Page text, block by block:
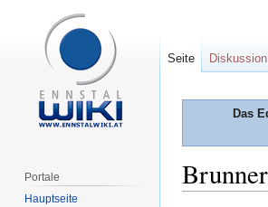
Das
Seite Diskussion
Portale
Hauptseite